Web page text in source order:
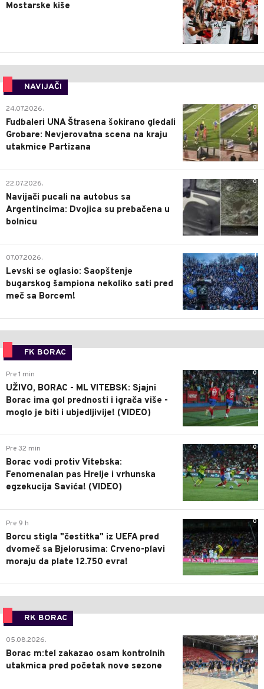
Mostarske kiše
NAVIJAČI
0
24.07.2026.
Fudbaleri UNA Štrasena šokirano gledali
Grobare: Nevjerovatna scena na kraju
utakmice Partizana
0
22.07.2026.
Navijači pucali na autobus sa
Argentincima: Dvojica su prebačena u
bolnicu
1
07.07.2026.
Levski se oglasio: Saopštenje
bugarskog šampiona nekoliko sati pred
meč sa Borcem!
FK BORAC
0
Pre 1 min
UŽIVO, BORAC - ML VITEBSK: Sjajni
Borac ima gol prednosti i igrača više -
moglo je biti i ubjedljivije! (VIDEO)
0
Pre 32 min
Borac vodi protiv Vitebska:
Fenomenalan pas Hrelje i vrhunska
egzekucija Savića! (VIDEO)
0
Pre 9 h
Borcu stigla "čestitka" iz UEFA pred
dvomeč sa Bjelorusima: Crveno-plavi
moraju da plate 12.750 evra!
RK BORAC
0
05.08.2026.
Borac m:tel zakazao osam kontrolnih
utakmica pred početak nove sezone